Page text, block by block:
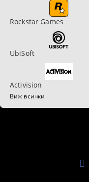
Rockstar Games
UbiSoft
Activision
Виж всички